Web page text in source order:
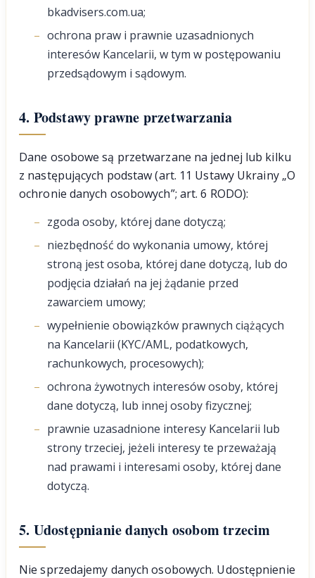
bkadvisers.com.ua;
ochrona praw i prawnie uzasadnionych
interesów Kancelarii, w tym w postępowaniu
przedsądowym i sądowym.
4. Podstawy prawne przetwarzania
Dane osobowe są przetwarzane na jednej lub kilku
z następujących podstaw (art. 11 Ustawy Ukrainy „O
ochronie danych osobowych”; art. 6 RODO):
zgoda osoby, której dane dotyczą;
niezbędność do wykonania umowy, której
stroną jest osoba, której dane dotyczą, lub do
podjęcia działań na jej żądanie przed
zawarciem umowy;
wypełnienie obowiązków prawnych ciążących
na Kancelarii (KYC/AML, podatkowych,
rachunkowych, procesowych);
ochrona żywotnych interesów osoby, której
dane dotyczą, lub innej osoby fizycznej;
prawnie uzasadnione interesy Kancelarii lub
strony trzeciej, jeżeli interesy te przeważają
nad prawami i interesami osoby, której dane
dotyczą.
5. Udostępnianie danych osobom trzecim
Nie sprzedajemy danych osobowych. Udostępnienie